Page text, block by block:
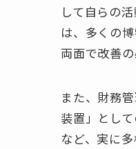
して自らの
は、多くの
両面で改善
また、財務
装置」とし
など、実に